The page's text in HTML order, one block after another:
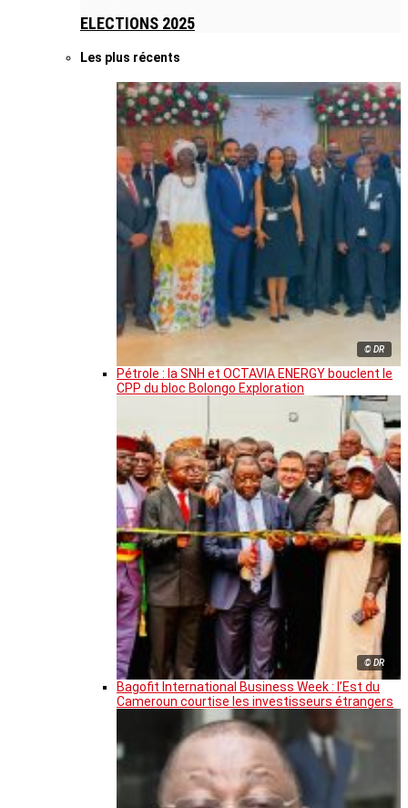
ELECTIONS 2025
Les plus récents
© DR
Pétrole : la SNH et OCTAVIA ENERGY bouclent le
CPP du bloc Bolongo Exploration
© DR
Bagofit International Business Week : l’Est du
Cameroun courtise les investisseurs étrangers